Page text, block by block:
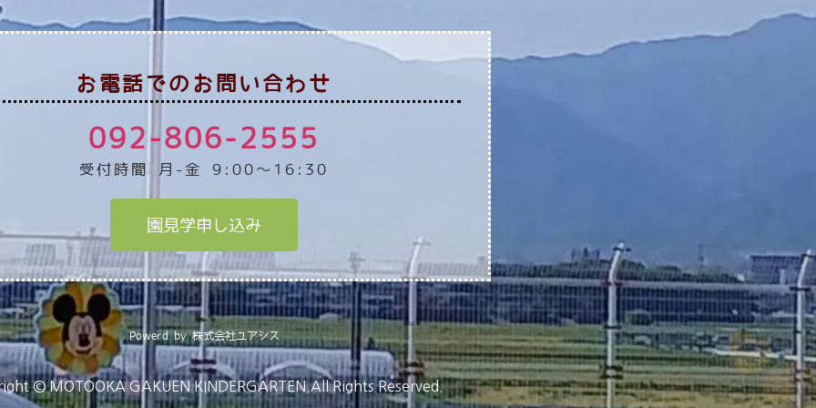
お電話でのお問い合わせ
092-806-2555
受付時間 月-金 9:00～16:30
園見学申し込み
Powerd by 株式会社ユアシス
© MOTOOKA GAKUEN KINDERGARTEN.All Rights Reserved.